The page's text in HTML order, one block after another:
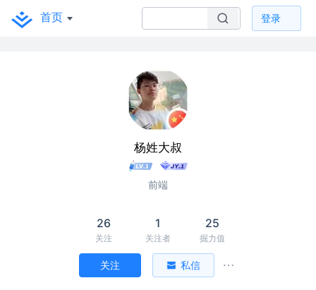
首页 登录
杨姓大叔
前端
26
关注
1
关注者
25
掘力值
关注 私信